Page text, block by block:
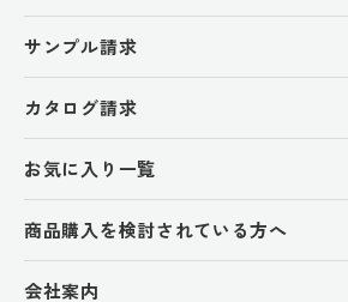
サンプル請求
カタログ請求
お気に入り一覧
商品購入を検討されている方へ
会社案内